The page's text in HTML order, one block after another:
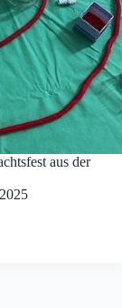
aus der